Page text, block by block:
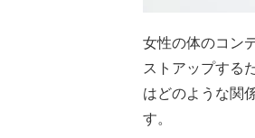
女性の体のコン
ストアップする
はどのような関
す。